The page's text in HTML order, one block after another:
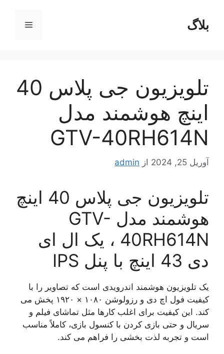
محتوابلاگ فهرست
تلویزیون جی پلاس 40
اینچ هوشمند مدل
GTV-40RH614N
آوریل 25, 2024 از admin
تلویزیون جی پلاس 40 اینچ
هوشمند مدل GTV-
40RH614N ، یک ال ای
دی 43 اینچ با پنل IPS
یک تلویزیون هوشمند اندرویدی است که تصاویر را با
کیفیت فول اچ دی و رزولوشن ۱۰۸۰ × ۱۹۲۰ پخش می
کند. این کیفیت برای اغلب کارها مثل تماشای فیلم و
سریال و حتی بازی کردن با کنسول بازی، کاملاً مناسب
است و تجربه لذت بخشی را فراهم می کند.